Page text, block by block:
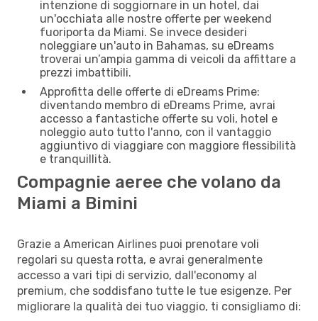
intenzione di soggiornare in un hotel, dai
un'occhiata alle nostre offerte per weekend
fuoriporta da Miami. Se invece desideri
noleggiare un'auto in Bahamas, su eDreams
troverai un’ampia gamma di veicoli da affittare a
prezzi imbattibili.
Approfitta delle offerte di eDreams Prime:
diventando membro di eDreams Prime, avrai
accesso a fantastiche offerte su voli, hotel e
noleggio auto tutto l'anno, con il vantaggio
aggiuntivo di viaggiare con maggiore flessibilità
e tranquillità.
Compagnie aeree che volano da
Miami a Bimini
Grazie a American Airlines puoi prenotare voli
regolari su questa rotta, e avrai generalmente
accesso a vari tipi di servizio, dall'economy al
premium, che soddisfano tutte le tue esigenze. Per
migliorare la qualità dei tuo viaggio, ti consigliamo di: